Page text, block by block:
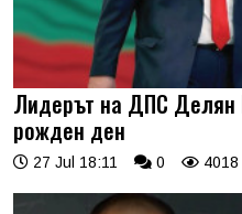
Лидерът на ДПС Делян
рожден ден
27 Jul 18:11 0 4018